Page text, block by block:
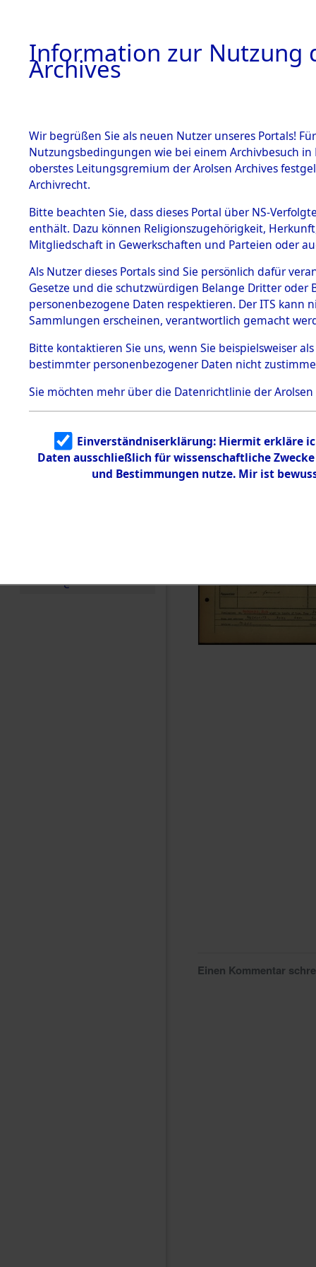
BESTÄNDE
1.
mente
5. Verschiedenes
5.3
Todesmärsche
5.3.1 Alliierte
Erhebungen
zu
Todesmärsch
en
5.3.2
Identifizierun
g
5.3.3
Todesmärsch
e
Dead -
Branch -
0023
Einen Kommentar
Information zur Nutzung
Archives
Wir begrüßen Sie als neuen Nutzer unseres Portals!
Nutzungsbedingungen wie bei einem Archivbesuch
oberstes Leitungsgremium der Arolsen Archives
Archivrecht.
Bitte beachten Sie, dass dieses Portal über NS-
enthält. Dazu können Religionszugehörigkeit,
Mitgliedschaft in Gewerkschaften und Parteien oder
Als Nutzer dieses Portals sind Sie persönlich dafür
Gesetze und die schutzwürdigen Belange Dritter
personenbezogene Daten respektieren. Der ITS
Sammlungen erscheinen, verantwortlich gemacht
Bitte kontaktieren Sie uns, wenn Sie beispielsweiser
bestimmter personenbezogener Daten nicht
Sie möchten mehr über die Datenrichtlinie der Arolsen
Einverständniserklärung: Hiermit erkläre
Daten ausschließlich für wissenschaftliche
und Bestimmungen nutze. Mir ist